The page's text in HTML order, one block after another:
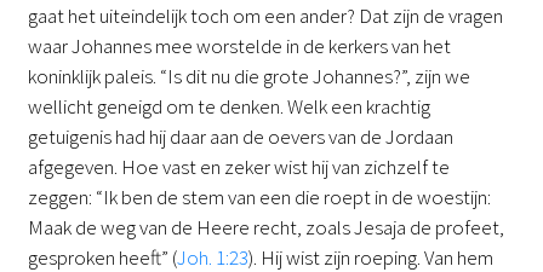
gaat het uiteindelijk toch om een ander? Dat zijn de vragen
waar Johannes mee worstelde in de kerkers van het
koninklijk paleis. “Is dit nu die grote Johannes?”, zijn we
wellicht geneigd om te denken. Welk een krachtig
getuigenis had hij daar aan de oevers van de Jordaan
afgegeven. Hoe vast en zeker wist hij van zichzelf te
zeggen: “Ik ben de stem van een die roept in de woestijn:
Maak de weg van de Heere recht, zoals Jesaja de profeet,
gesproken heeft” (Joh. 1:23). Hij wist zijn roeping. Van hem